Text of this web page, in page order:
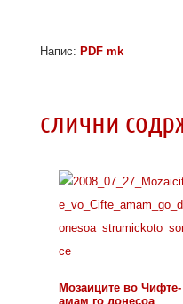
Напис: PDF mk
слични
Мозаиците во Чифте-
амам го донесоа